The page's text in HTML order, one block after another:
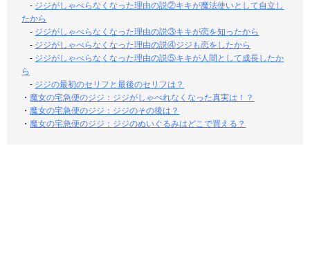
- ジジがしゃべらなくなった理由の説②キキが魔法使いとして自立し
たから
- ジジがしゃべらなくなった理由の説③キキが恋を知ったから
- ジジがしゃべらなくなった理由の説④ジジも恋をしたから
- ジジがしゃべらなくなった理由の説⑤キキが人間として成長したか
ら
- ジジの最初のセリフと最後のセリフは？
・ 魔女の宅急便のジジ：ジジがしゃべれなくなった真実は！？
・ 魔女の宅急便のジジ：ジジのその後は？
・ 魔女の宅急便のジジ：ジジのぬいぐるみはどこで買える？